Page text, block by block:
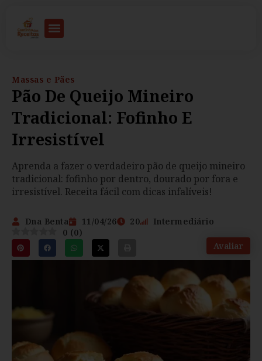
Massas e Pães
Pão De Queijo Mineiro
Tradicional: Fofinho E
Irresistível
Aprenda a fazer o verdadeiro pão de queijo mineiro
tradicional: fofinho por dentro, dourado por fora e
irresistível. Receita fácil com dicas infalíveis!
Dna Benta 11/04/26 20
Intermediário
0 (0)
Avaliar